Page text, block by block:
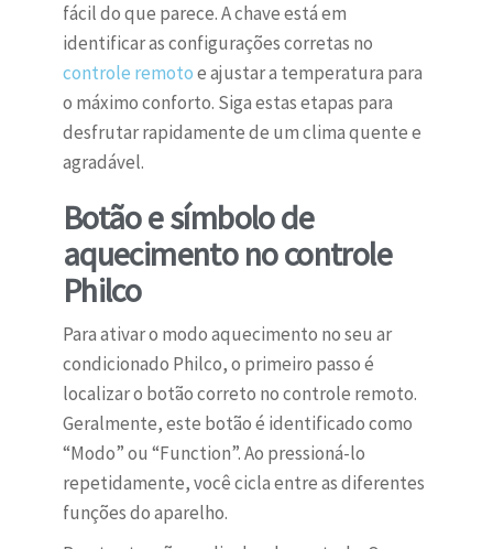
fácil do que parece. A chave está em
identificar as configurações corretas no
controle remotoe ajustar a temperatura para
o máximo conforto. Siga estas etapas para
desfrutar rapidamente de um clima quente e
agradável.
Botão e símbolo de
aquecimento no controle
Philco
Para ativar o modo aquecimento no seu ar
condicionado Philco, o primeiro passo é
localizar o botão correto no controle remoto.
Geralmente, este botão é identificado como
“Modo” ou “Function”. Ao pressioná-lo
repetidamente, você cicla entre as diferentes
funções do aparelho.